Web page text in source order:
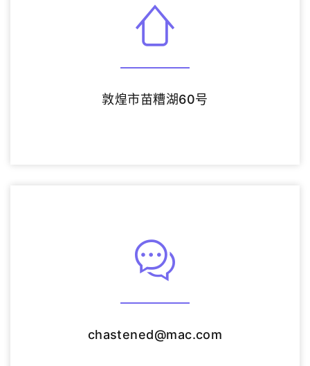
敦煌市苗糟湖60号
chastened@mac.com